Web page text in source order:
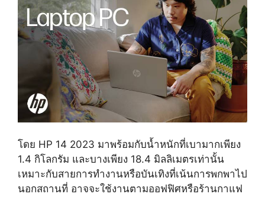
โดย HP 14 2023 มาพร้อมกับน้ำหนักที่เบามากเพียง
1.4 กิโลกรัม และบางเพียง 18.4 มิลลิเมตรเท่านั้น
เหมาะกับสายการทำงานหรือบันเทิงที่เน้นการพกพาไป
นอกสถานที่ อาจจะใช้งานตามออฟฟิศหรือร้านกาแฟ